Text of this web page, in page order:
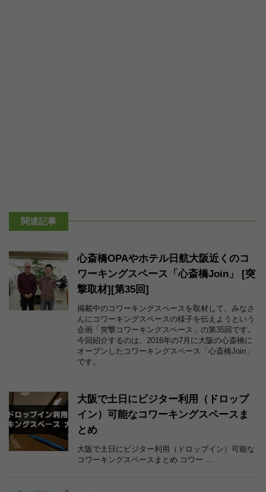
関連記事
心斎橋OPAやホテル日航大阪近くのコ
ワーキングスペース「心斎橋Join」 [突
撃取材][第35回]
掲載中のコワーキングスペースを取材して、みなさ
んにコワーキングスペースの様子を伝えようという
企画「突撃コワーキングスペース」の第35回です。
今回紹介するのは、2016年の7月に大阪の心斎橋に
オープンしたコワーキングスペース「心斎橋Join」
です。
大阪で土日にビジター利用（ドロップ
イン）可能なコワーキングスペースま
とめ
大阪で土日にビジター利用（ドロップイン）可能な
コワーキングスペースまとめ コワー …